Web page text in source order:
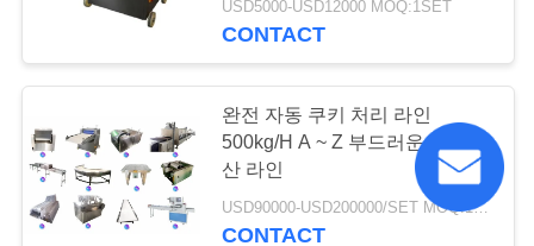
2
USD5000-USD12000 MOQ:1SET
CONTACT
완전 자동 쿠키 처리 라인
500kg/H A ~ Z 부드러운 쿠키 생
산 라인
USD90000-USD200000/SET MOQ:1SET
CONTACT